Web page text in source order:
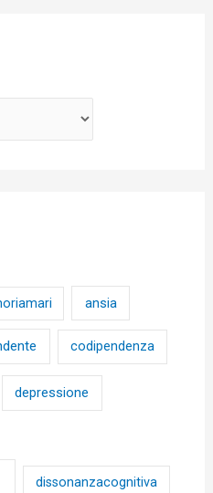
ansia
codipendenza
depressione
dissonanzacognitiva